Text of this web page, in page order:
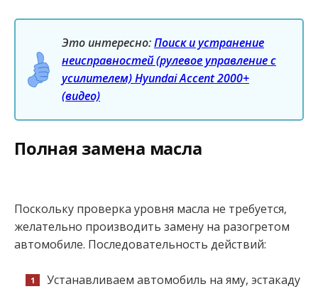
Это интересно:Поиск и устранение
неисправностей (рулевое управление с
усилителем) Hyundai Accent 2000+
(видео)
Полная замена масла
Поскольку проверка уровня масла не требуется,
желательно производить замену на разогретом
автомобиле. Последовательность действий:
Устанавливаем автомобиль на яму, эстакаду